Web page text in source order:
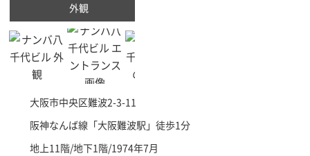
外観
大阪市中央区難波2-3-11
阪神なんば線「大阪難波駅 」徒歩1分
地上11階/地下1階/1974年7月